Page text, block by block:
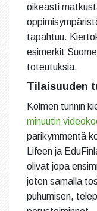
oikeasti
tapahtuu.
esimerkit
toteutuksia.
Tilaisuuden
Kolmen tunnin
minuutin
parikymmentä
Lifeen ja
olivat jopa
joten samalla
puhumisen,